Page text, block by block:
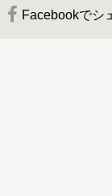
Facebookでシ